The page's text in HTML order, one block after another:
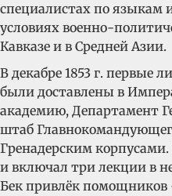
специалистах по языкам
условиях военно-
Кавказе и в Средней Азии.
В декабре 1853 г. первые
были доставлены в
академию, Департамент
штаб
Гренадерским
и включал три лекции в
Бек привлёк